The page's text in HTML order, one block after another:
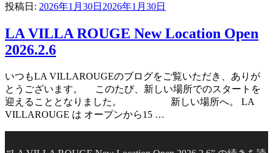
投稿日: 2026年1月30日 2026年1月30日
LA VILLA ROUGE New Location Open
2026.2.6
いつもLA VILLAROUGEのブログをご覧いただき、ありが
とうございます。 このたび、新しい場所でのスタートを
迎えることとなりました。 新しい場所へ。 LA
VILLAROUGE は オープンから15 …